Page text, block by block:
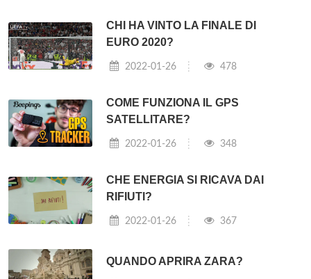
CHI HA VINTO LA FINALE DI
EURO 2020?
2022-01-26 478
COME FUNZIONA IL GPS
SATELLITARE?
2022-01-26 348
CHE ENERGIA SI RICAVA DAI
RIFIUTI?
2022-01-26 367
QUANDO APRIRA ZARA?